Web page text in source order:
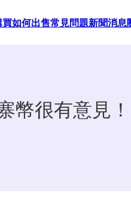
買如何出售常見問題新聞消息
幣很有意見！